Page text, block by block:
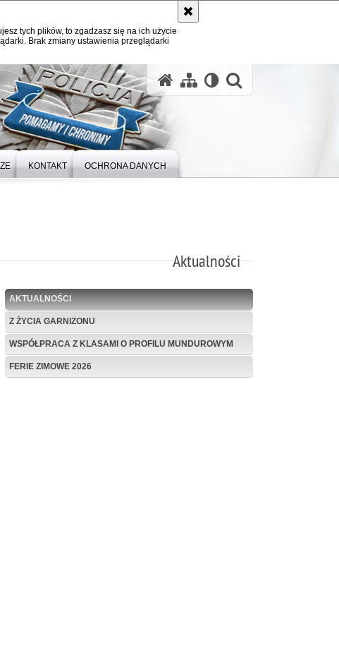
tych plików, to zgadzasz się na ich użycie
Brak zmiany ustawienia przeglądarki
KONTAKT OCHRONA DANYCH
Aktualności
AKTUALNOŚCI
Z ŻYCIA GARNIZONU
WSPÓŁPRACA Z KLASAMI O PROFILU MUNDUROWYM
FERIE ZIMOWE 2026